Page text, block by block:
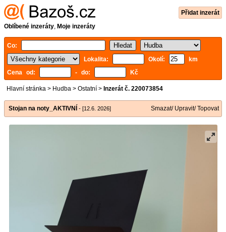
Přidat inzerát
Oblíbené inzeráty, Moje inzeráty
Co:
Lokalita:
Okolí:
km
Cena od:
- do: Kč
Hlavní stránka > Hudba > Ostatní > Inzerát č. 220073854
Stojan na noty_AKTIVNÍ - [12.6. 2026] Smazat/ Upravit/ Topovat